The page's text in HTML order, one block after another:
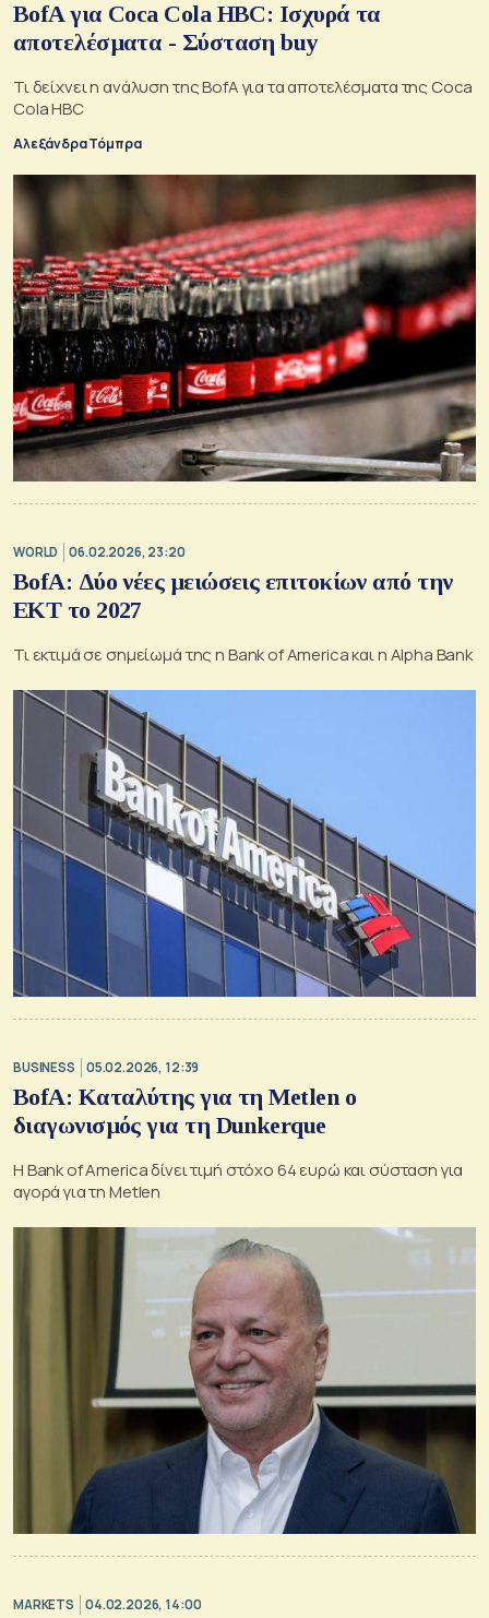
ΒofA για Coca Cola HBC: Ισχυρά τα
αποτελέσματα - Σύσταση buy
Τι δείχνει η ανάλυση της BofA για τα αποτελέσματα της Coca
Cola HBC
Αλεξάνδρα Τόμπρα
WORLD 06.02.2026, 23:20
BofA: Δύο νέες μειώσεις επιτοκίων από την
ΕΚΤ το 2027
Τι εκτιμά σε σημείωμά της η Bank of America και η Alpha Bank
BUSINESS 05.02.2026, 12:39
BofA: Καταλύτης για τη Metlen ο
διαγωνισμός για τη Dunkerque
H Bank of America δίνει τιμή στόχο 64 ευρώ και σύσταση για
αγορά για τη Metlen
MARKETS 04.02.2026, 14:00